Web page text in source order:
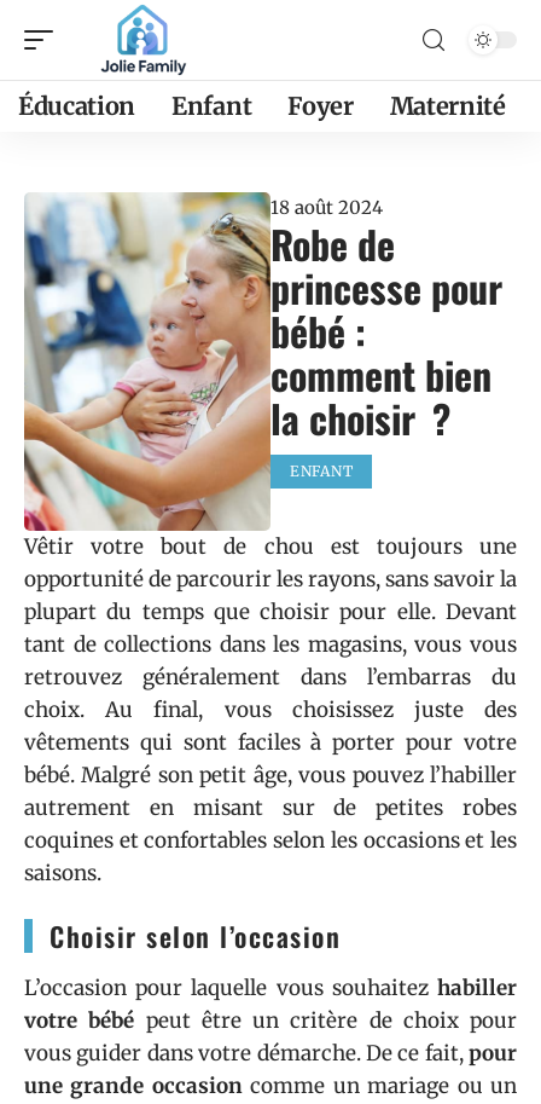
Éducation Enfant Foyer Maternité
18 août 2024
Robe de
princesse pour
bébé :
comment bien
la choisir ?
ENFANT
Vêtir votre bout de chou est toujours une
opportunité de parcourir les rayons, sans savoir la
plupart du temps que choisir pour elle. Devant
tant de collections dans les magasins, vous vous
retrouvez généralement dans l’embarras du
choix. Au final, vous choisissez juste des
vêtements qui sont faciles à porter pour votre
bébé. Malgré son petit âge, vous pouvez l’habiller
autrement en misant sur de petites robes
coquines et confortables selon les occasions et les
saisons.
Choisir selon l’occasion
L’occasion pour laquelle vous souhaitez habiller
votre bébé peut être un critère de choix pour
vous guider dans votre démarche. De ce fait,pour
une grande occasioncomme un mariage ou un